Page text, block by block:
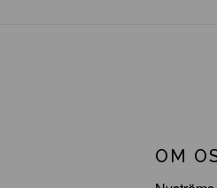
OM